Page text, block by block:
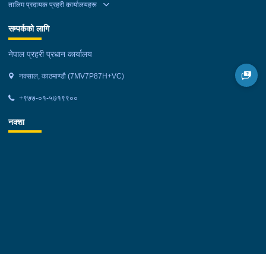
तालिम प्रदायक प्रहरी कार्यालयहरू
सम्पर्कको लागि
नेपाल प्रहरी प्रधान कार्यालय
नक्साल, काठमाण्डौ (7MV7P87H+VC)
+९७७-०१-५७१९९००
नक्शा